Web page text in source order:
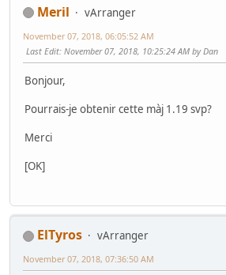
Meril vArranger
November 07, 2018, 06:05:52 AM
Last Edit: November 07, 2018, 10:25:24 AM by Dan
Bonjour,
Pourrais-je obtenir cette màj 1.19 svp?
Merci
[OK]
ElTyros
vArranger
November 07, 2018, 07:36:50 AM